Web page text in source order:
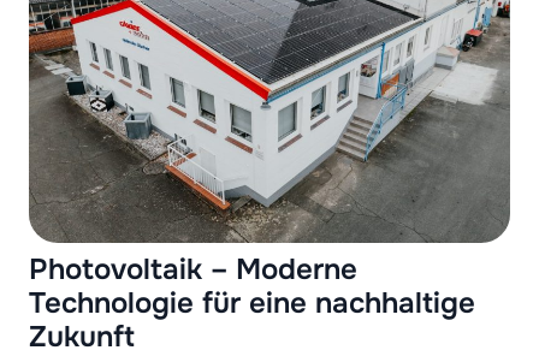
Photovoltaik – Moderne
Technologie für eine nachhaltige
Zukunft